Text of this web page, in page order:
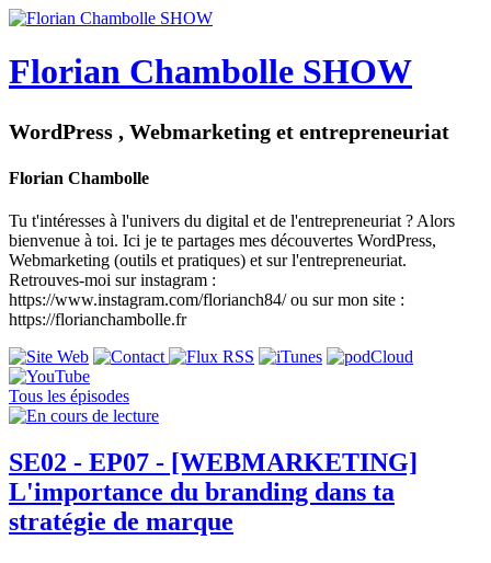
Florian Chambolle SHOW
WordPress , Webmarketing et entrepreneuriat
Florian Chambolle
Tu t'intéresses à l'univers du digital et de l'entrepreneuriat ? Alors
bienvenue à toi. Ici je te partages mes découvertes WordPress,
Webmarketing (outils et pratiques) et sur l'entrepreneuriat.
Retrouves-moi sur instagram :
https://www.instagram.com/florianch84/ ou sur mon site :
https://florianchambolle.fr
Tous les épisodes
SE02 - EP07 - [WEBMARKETING]
L'importance du branding dans ta
stratégie de marque